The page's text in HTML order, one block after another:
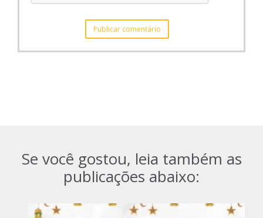
Se você gostou, leia também as
publicações abaixo: